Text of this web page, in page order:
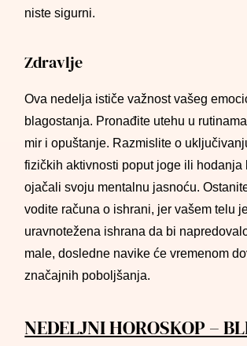
niste sigurni.
Zdravlje
Ova nedelja ističe važnost vašeg
blagostanja. Pronađite utehu u
mir i opuštanje. Razmislite o
fizičkih aktivnosti poput joge ili hodanja
ojačali svoju mentalnu jasnoću.
vodite računa o ishrani, jer vašem telu
uravnotežena ishrana da bi
male, dosledne navike će vremenom
značajnih poboljšanja.
NEDELJNI HOROSKOP –